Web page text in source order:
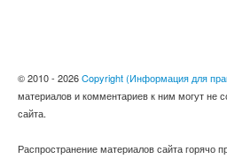
© 2010 - 2026Copyright (Информация для
материалов и комментариев к ним могут не
сайта.
Распространение материалов сайта горячо